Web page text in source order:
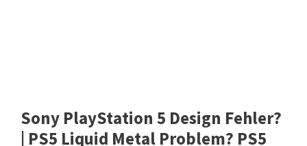
Sony PlayStation 5 Design Fehler?
| PS5 Liquid Metal Problem? PS5